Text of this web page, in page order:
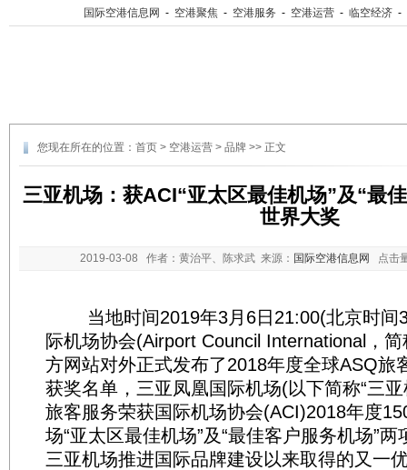
国际空港信息网 - 空港聚焦 - 空港服务 - 空港运营 - 临空经济 -
您现在所在的位置： 首页 > 空港运营 > 品牌 >> 正文
三亚机场：获ACI“亚太区最佳机场”及“最
世界大奖
2019-03-08 作者：黄治平、陈求武 来源： 国际空港信息网 点击
当地时间2019年3月6日21:00(北京时间3
际机场协会(Airport Council International，简
方网站对外正式发布了2018年度全球ASQ旅
获奖名单，三亚凤凰国际机场(以下简称“三
旅客服务荣获国际机场协会(ACI)2018年度
场“亚太区最佳机场”及“最佳客户服务机场”
三亚机场推进国际品牌建设以来取得的又一